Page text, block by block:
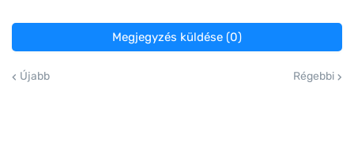
Megjegyzés küldése (0)
Újabb Régebbi